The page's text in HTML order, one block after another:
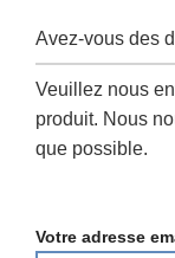
Avez-vous des
Veuillez nous
produit. Nous
que possible.
Votre adresse